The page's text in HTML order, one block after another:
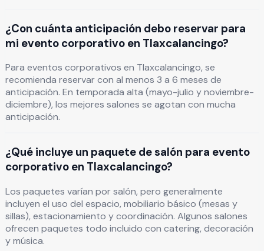
¿Con cuánta anticipación debo reservar para
mi evento corporativo en Tlaxcalancingo?
Para eventos corporativos en Tlaxcalancingo, se
recomienda reservar con al menos 3 a 6 meses de
anticipación. En temporada alta (mayo-julio y noviembre-
diciembre), los mejores salones se agotan con mucha
anticipación.
¿Qué incluye un paquete de salón para evento
corporativo en Tlaxcalancingo?
Los paquetes varían por salón, pero generalmente
incluyen el uso del espacio, mobiliario básico (mesas y
sillas), estacionamiento y coordinación. Algunos salones
ofrecen paquetes todo incluido con catering, decoración
y música.